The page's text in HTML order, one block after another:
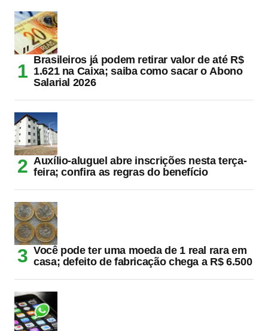
Brasileiros já podem retirar valor de até R$
1.621 na Caixa; saiba como sacar o Abono
Salarial 2026
Auxílio-aluguel abre inscrições nesta terça-
feira; confira as regras do benefício
Você pode ter uma moeda de 1 real rara em
casa; defeito de fabricação chega a R$ 6.500